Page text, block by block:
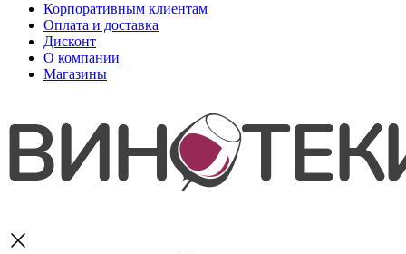
Корпоративным клиентам
Оплата и доставка
Дисконт
О компании
Магазины